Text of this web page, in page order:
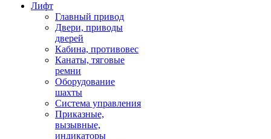
Лифт
Главный привод
Двери, приводы
дверей
Кабина, противовес
Канаты, тяговые
ремни
Оборудование
шахты
Система управления
Приказные,
вызывные,
индикаторы